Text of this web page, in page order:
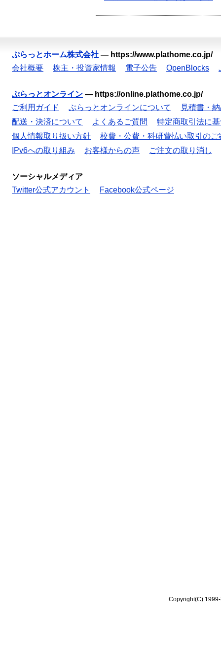
ぷらっとホーム株式会社 — https://www.plathome.co.jp/
会社概要
株主・投資家情報 電子公告 OpenBlocks
ぷらっとオンライン — https://online.plathome.co.jp/
ご利用ガイド
ぷらっとオンラインについて
見積書・
配送・決済について
よくあるご質問
特定商取引法に
個人情報取り扱い方針
校費・公費・科研費払い取引のご
IPv6への取り組み
お客様からの声 ご注文の取り消し
ソーシャルメディア
Twitter公式アカウント
Facebook公式ページ
Copyright(C)